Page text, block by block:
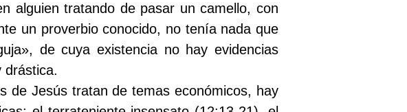
alguien tratando de pasar un camello, con
un proverbio conocido, no tenía nada que
de cuya existencia no hay evidencias
drástica.
de Jesús tratan de temas económicos, hay